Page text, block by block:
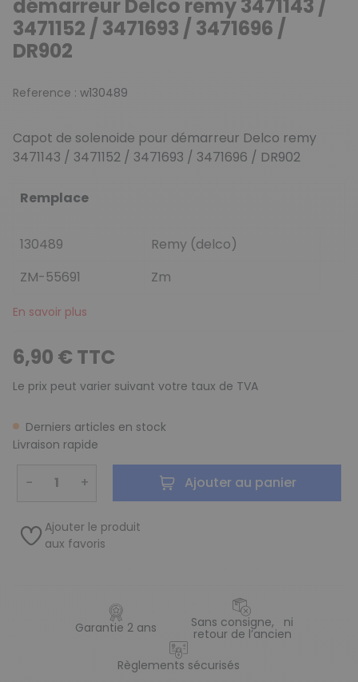
démarreur Delco remy 3471143 /
3471152 / 3471693 / 3471696 /
DR902
Reference : w130489
Capot de solenoide pour démarreur Delco remy
3471143 / 3471152 / 3471693 / 3471696 / DR902
Remplace
130489
Remy (delco)
ZM-55691
Zm
En savoir plus
6,90 € TTC
Le prix peut varier suivant votre taux de TVA
Derniers articles en stock
Livraison rapide
− + Ajouter au panier
Ajouter le produit
aux favoris
Garantie 2 ans Sans consigne, ni
retour de l’ancien
Règlements sécurisés